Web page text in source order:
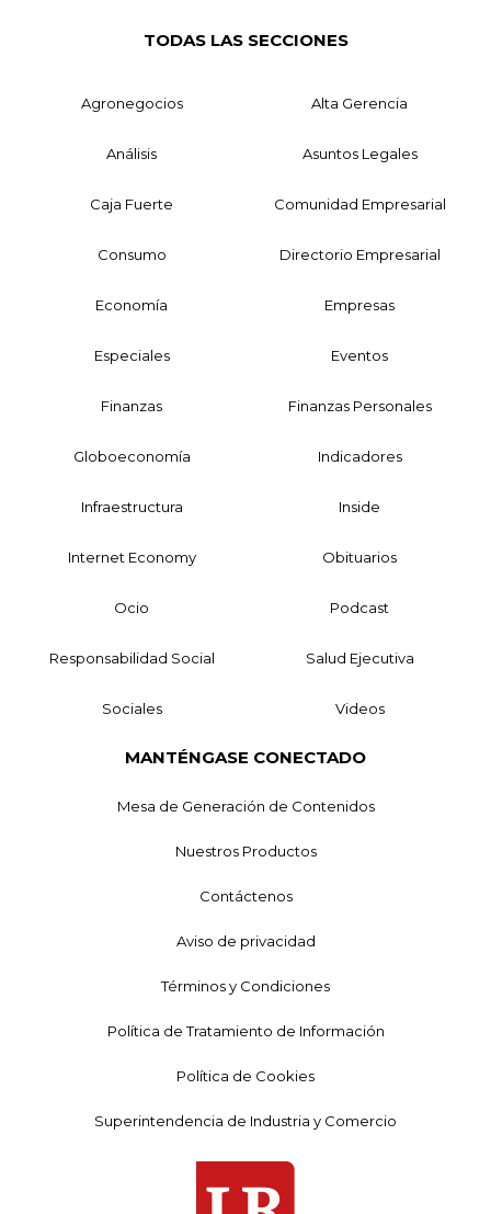
TODAS LAS SECCIONES
Agronegocios Alta Gerencia
Análisis Asuntos Legales
Caja Fuerte Comunidad Empresarial
Consumo Directorio Empresarial
Economía Empresas
Especiales Eventos
Finanzas Finanzas Personales
Globoeconomía Indicadores
Infraestructura Inside
Internet Economy Obituarios
Ocio Podcast
Responsabilidad Social Salud Ejecutiva
Sociales Videos
MANTÉNGASE CONECTADO
Mesa de Generación de Contenidos
Nuestros Productos
Contáctenos
Aviso de privacidad
Términos y Condiciones
Política de Tratamiento de Información
Política de Cookies
Superintendencia de Industria y Comercio